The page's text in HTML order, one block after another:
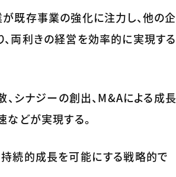
既存事業の強化に注力し、他の企
両利きの経営を効率的に実現する
、シナジーの創出、M&Aによる成長
などが実現する。
続的成長を可能にする戦略的で